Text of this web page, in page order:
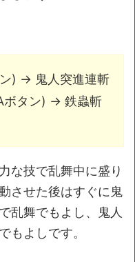
) → 鬼人突進連斬
ボタン) → 鉄蟲斬
な技で乱舞中に盛り
させた後はすぐに鬼
乱舞でもよし、鬼人
もよしです。